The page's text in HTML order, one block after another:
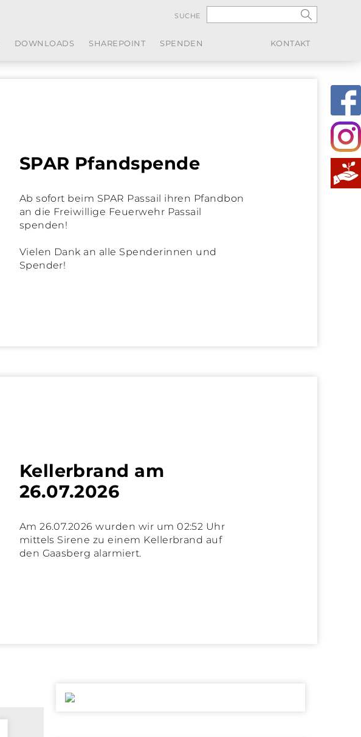
DOWNLOADS SHAREPOINT SPENDEN KONTAKT
SUCHE
SPAR Pfandspende
Ab sofort beim SPAR Passail ihren Pfandbon
an die Freiwillige Feuerwehr Passail
spenden!
Vielen Dank an alle Spenderinnen und
Spender!
Kellerbrand am
26.07.2026
Am 26.07.2026 wurden wir um 02:52 Uhr
mittels Sirene zu einem Kellerbrand auf
den Gaasberg alarmiert.